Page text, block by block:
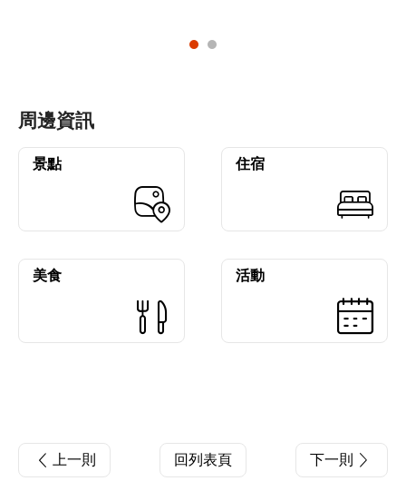
周邊資訊
景點 住宿
美食 活動
上一則 回列表頁 下一則